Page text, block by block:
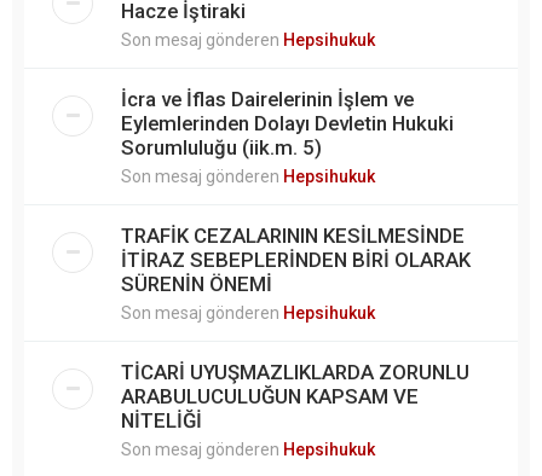
Hacze İştiraki
Son mesaj gönderen Hepsihukuk
İcra ve İflas Dairelerinin İşlem ve
Eylemlerinden Dolayı Devletin Hukuki
Sorumluluğu (iik.m. 5)
Son mesaj gönderen Hepsihukuk
TRAFİK CEZALARININ KESİLMESİNDE
İTİRAZ SEBEPLERİNDEN BİRİ OLARAK
SÜRENİN ÖNEMİ
Son mesaj gönderen Hepsihukuk
TİCARİ UYUŞMAZLIKLARDA ZORUNLU
ARABULUCULUĞUN KAPSAM VE
NİTELİĞİ
Son mesaj gönderen Hepsihukuk